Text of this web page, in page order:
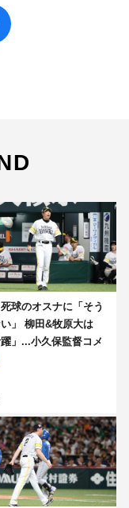
球のオスナに「そう
」 柳田&牧原大は
躍」...小久保監督コメ